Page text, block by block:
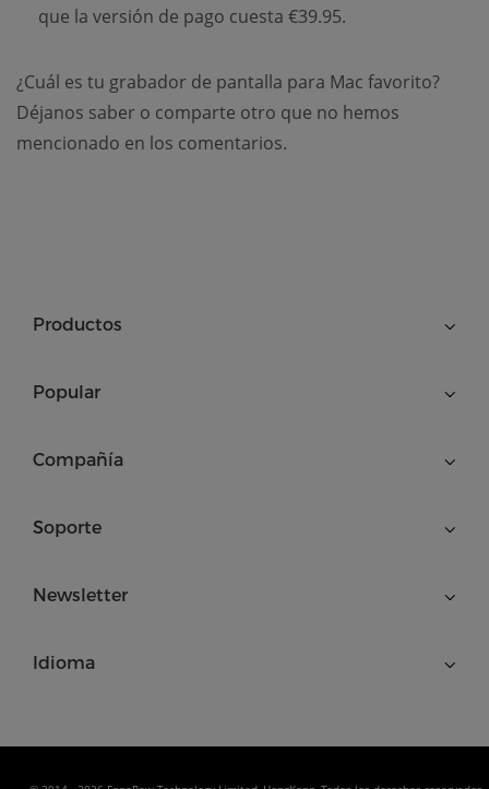
que la versión de pago cuesta €39.95.
¿Cuál es tu grabador de pantalla para Mac favorito?
Déjanos saber o comparte otro que no hemos
mencionado en los comentarios.
Productos
Popular
Compañía
Soporte
Newsletter
Idioma